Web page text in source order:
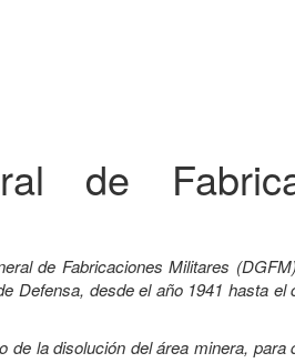
de
de Fabricaciones Militares
Defensa, desde el año 1941 hasta el
la disolución del área minera, para